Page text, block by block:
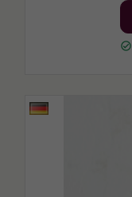
check_circle